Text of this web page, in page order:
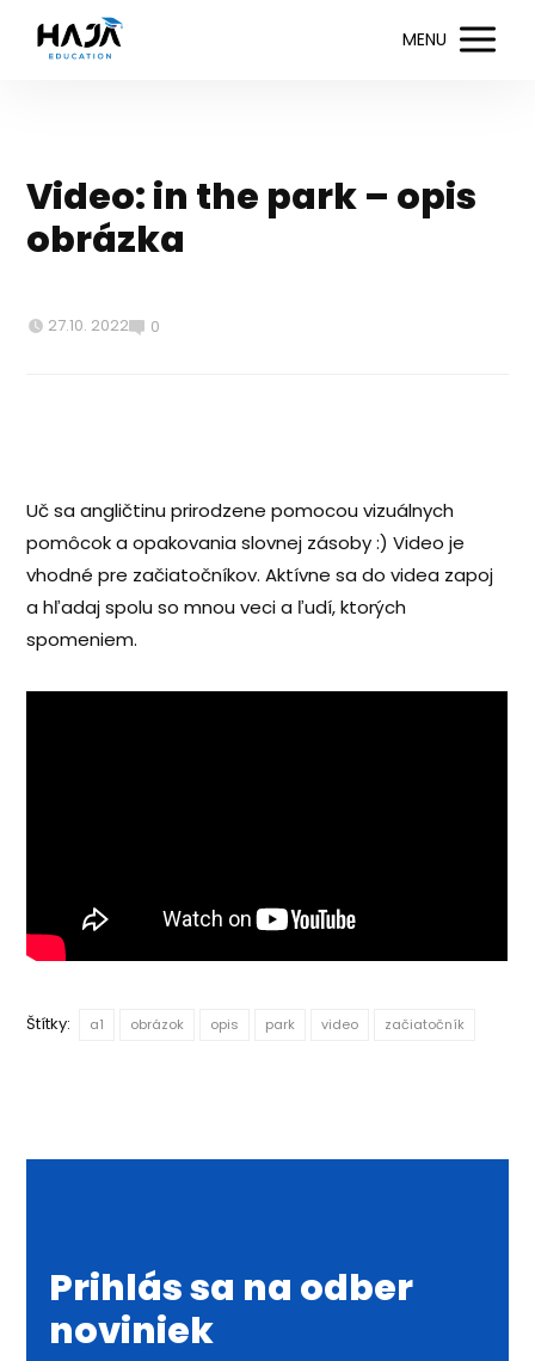
MENU
Video: in the park – opis
obrázka
27.10. 2022 0
Uč sa angličtinu prirodzene pomocou vizuálnych
pomôcok a opakovania slovnej zásoby :) Video je
vhodné pre začiatočníkov. Aktívne sa do videa zapoj
a hľadaj spolu so mnou veci a ľudí, ktorých
spomeniem.
Štítky: a1 obrázok opis park video začiatočník
Prihlás sa na odber
noviniek